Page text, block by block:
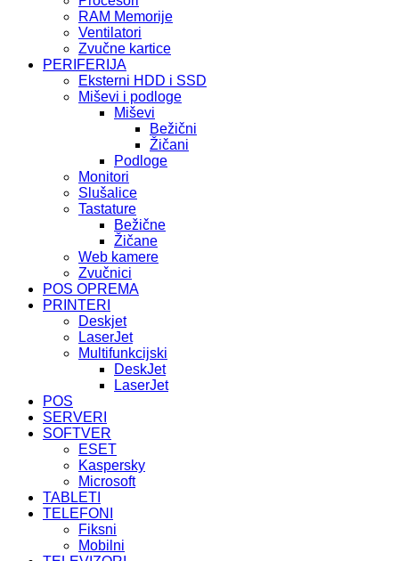
RAM Memorije
Ventilatori
Zvučne kartice
PERIFERIJA
Eksterni HDD i SSD
Miševi i podloge
Miševi
Bežični
Žičani
Podloge
Monitori
Slušalice
Tastature
Bežične
Žičane
Web kamere
Zvučnici
POS OPREMA
PRINTERI
Deskjet
LaserJet
Multifunkcijski
DeskJet
LaserJet
POS
SERVERI
SOFTVER
ESET
Kaspersky
Microsoft
TABLETI
TELEFONI
Fiksni
Mobilni